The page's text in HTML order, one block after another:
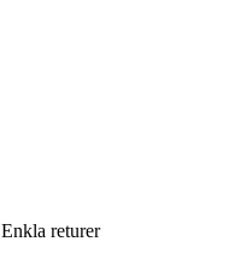
Enkla returer